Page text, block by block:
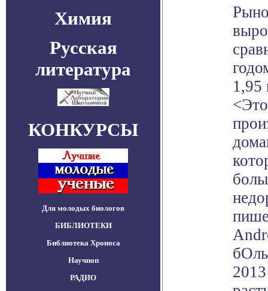
Химия
Русская
литература
КОНКУРСЫ
Для молодых биологов
БИБЛИОТЕКИ
Библиотека Хроноса
Научпоп
РАДИО
1,95